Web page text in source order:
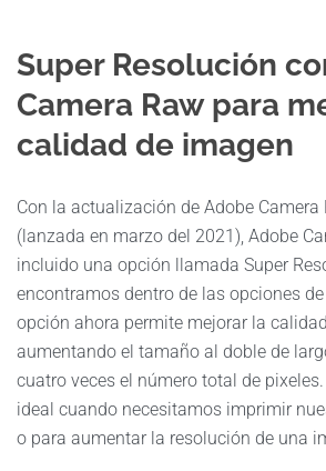
Super Resolución
Camera Raw para
calidad de imagen
Con la actualización de Adobe Camera
(lanzada en marzo del 2021), Adobe
incluido una opción llamada Super
encontramos dentro de las opciones de
opción ahora permite mejorar la
aumentando el tamaño al doble de
cuatro veces el número total de
ideal cuando necesitamos imprimir
o para aumentar la resolución de una